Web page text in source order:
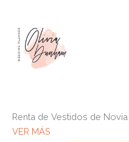
contenido
Renta de Vestidos de Novia
VER MÁS